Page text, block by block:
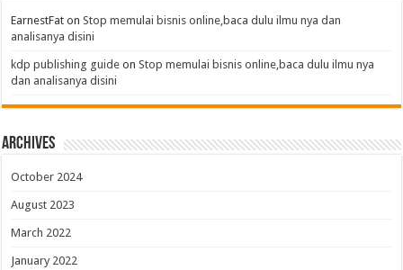
EarnestFat onStop memulai bisnis online,baca dulu ilmu nya dan
analisanya disini
kdp publishing guide onStop memulai bisnis online,baca dulu ilmu nya
dan analisanya disini
Archives
October 2024
August 2023
March 2022
January 2022